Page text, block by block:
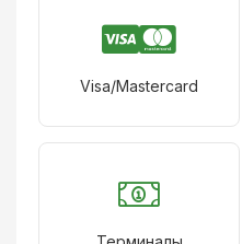
Visa/Mastercard